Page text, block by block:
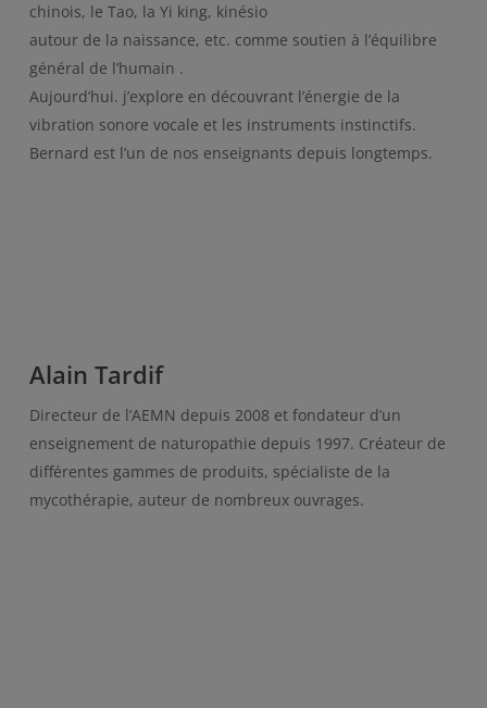
chinois, le Tao, la Yi king, kinésio
autour de la naissance, etc. comme soutien à l’équilibre
général de l’humain .
Aujourd’hui. j’explore en découvrant l’énergie de la
vibration sonore vocale et les instruments instinctifs.
Bernard est l’un de nos enseignants depuis longtemps.
Alain Tardif
Directeur de l’AEMN depuis 2008 et fondateur d’un
enseignement de naturopathie depuis 1997. Créateur de
différentes gammes de produits, spécialiste de la
mycothérapie, auteur de nombreux ouvrages.